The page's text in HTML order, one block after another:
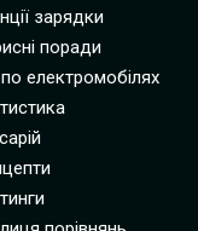
зарядки
поради
по електромобілях